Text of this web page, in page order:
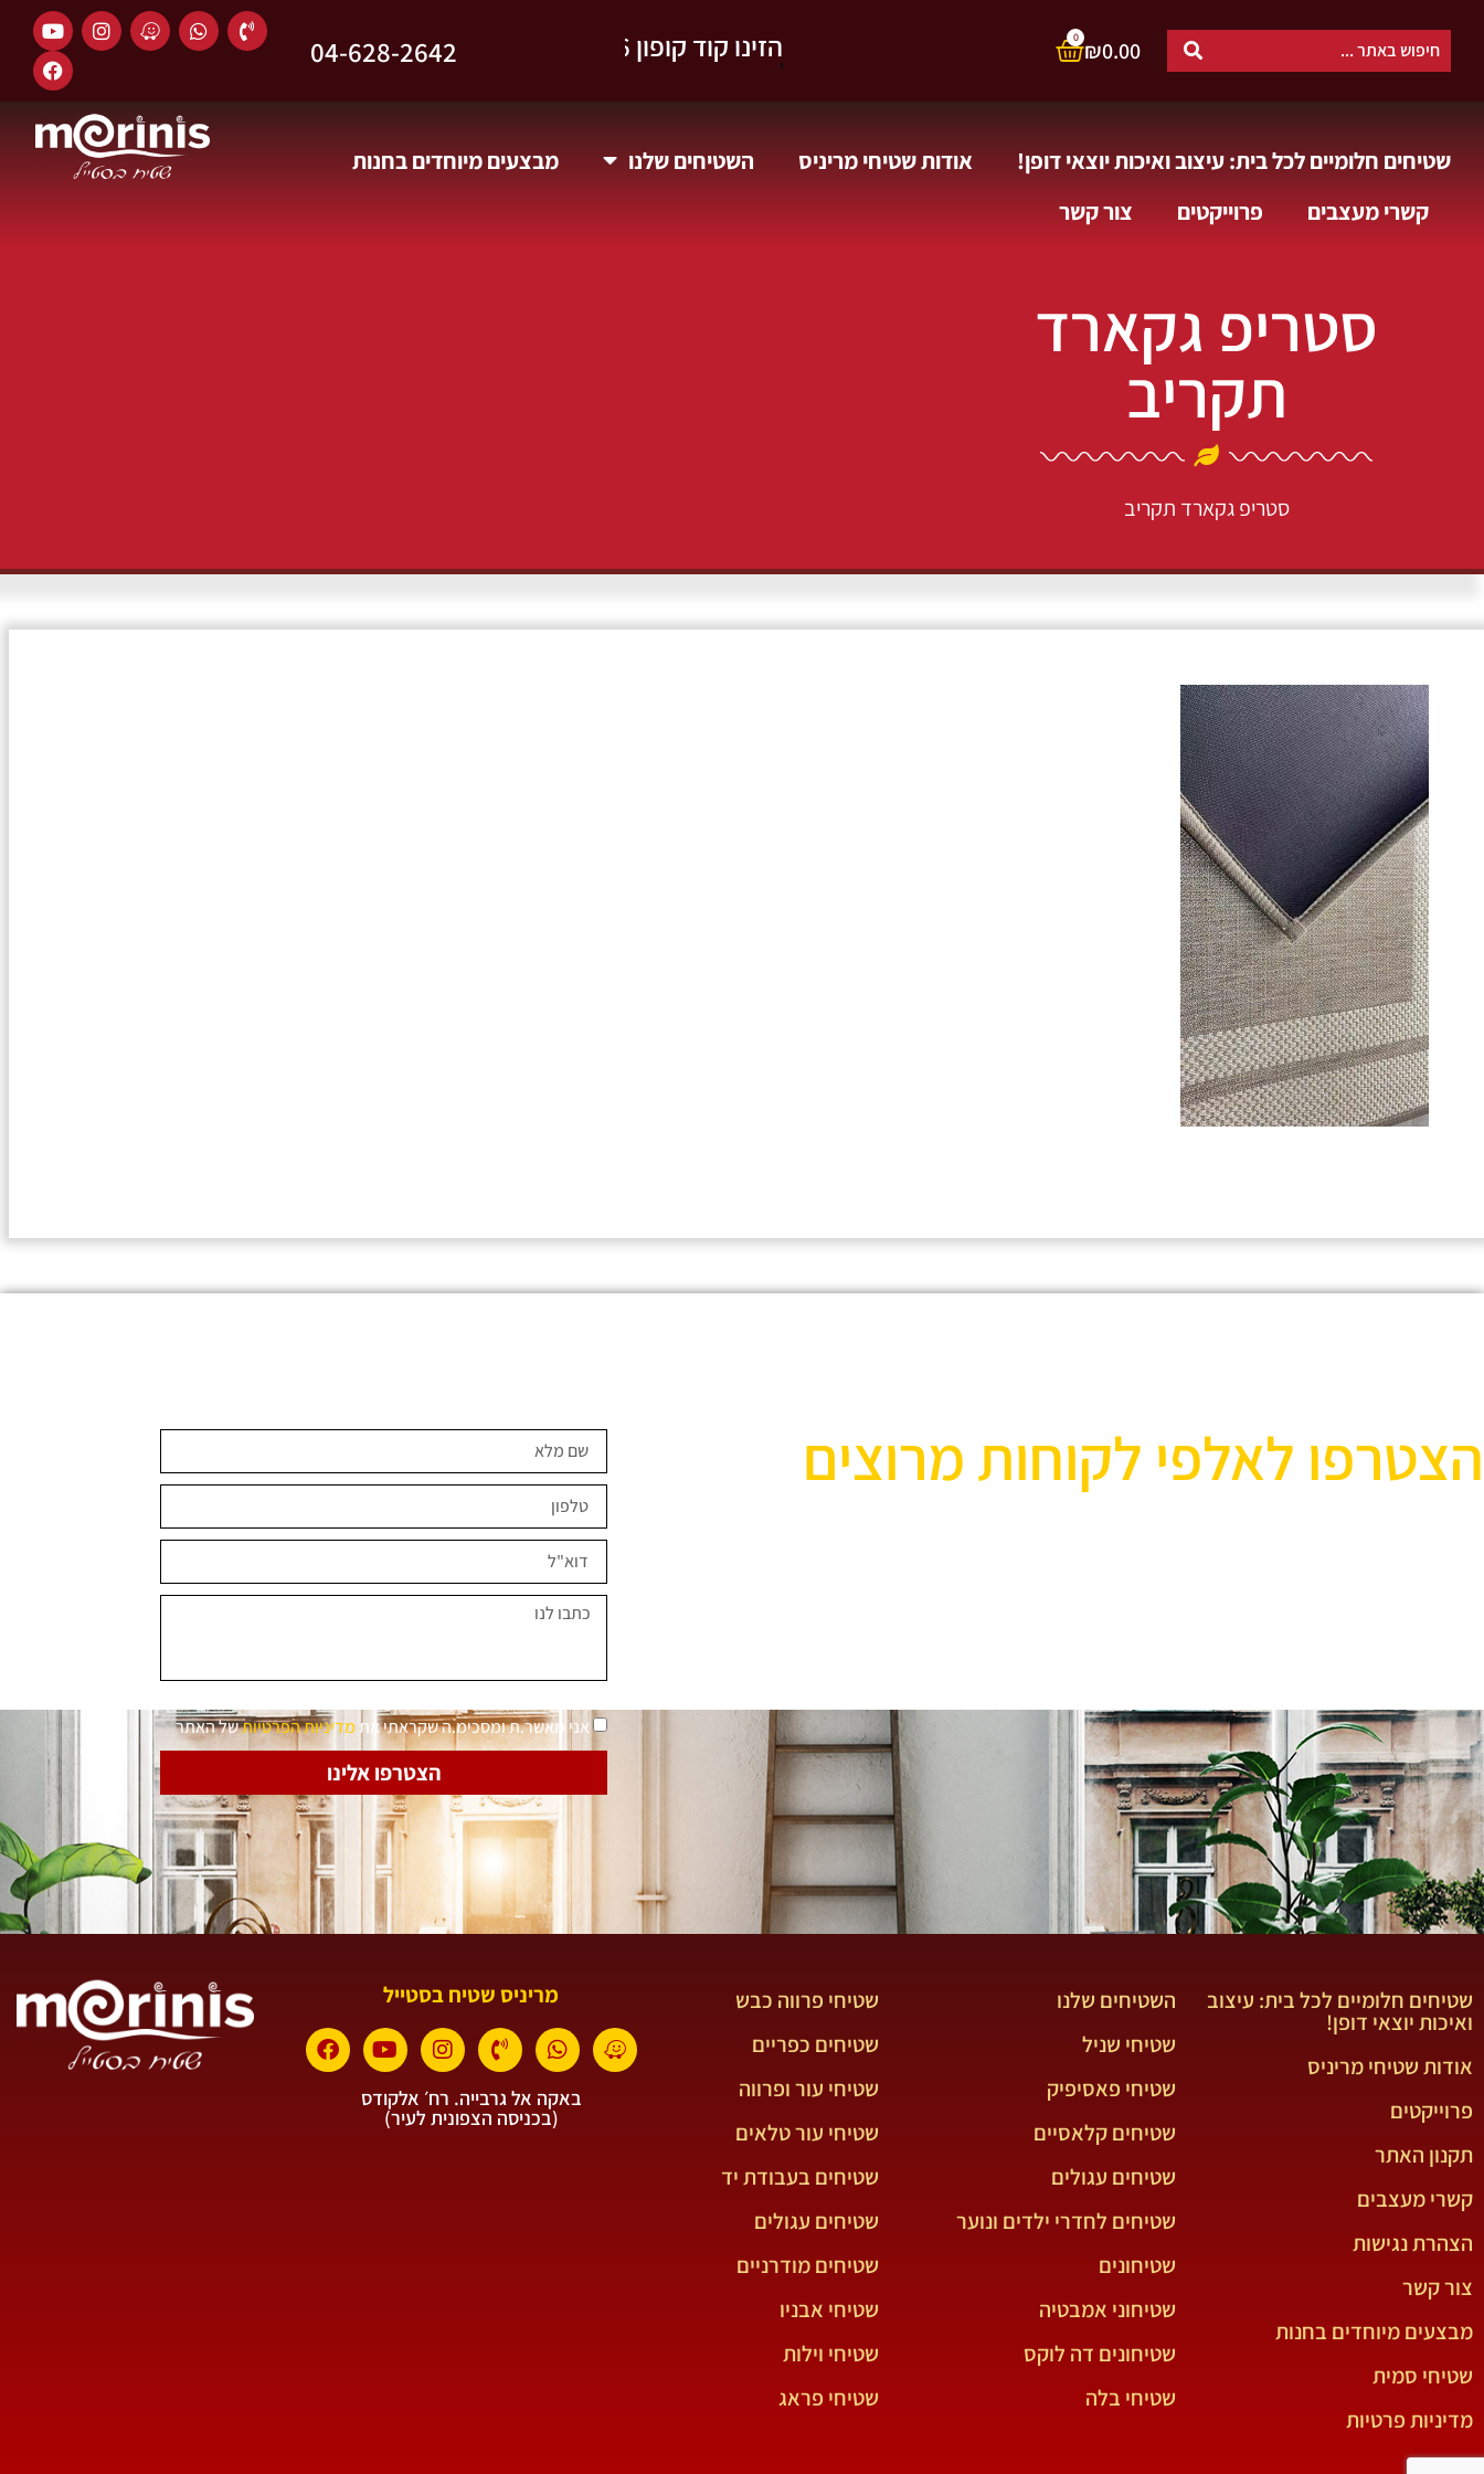
₪0.00
0 וקבלו 10% הנחה. 04-628-2642
שטיחים חלומיים לכל בית: עיצוב ואיכות יוצאי דופן! אודות שטיחי מריניס השטיחים שלנו
מבצעים מיוחדים בחנות
קשרי מעצבים
פרוייקטים צור קשר
סטריפ גקארד
תקריב
סטריפ גקארד תקריב
הצטרפו לאלפי לקוחות מרוצים
אני מאשר.ת ומסכימ.ה שקראתי את מדיניות הפרטיותשל האתר
הצטרפו אלינו
שטיחים חלומיים לכל בית: עיצוב
ואיכות יוצאי דופן!
אודות שטיחי מריניס
פרוייקטים
תקנון האתר
קשרי מעצבים
הצהרת נגישות
צור קשר
מבצעים מיוחדים בחנות
שטיחי סמית
מדיניות פרטיות
השטיחים שלנו
שטיחי שניל
שטיחי פאסיפיק
שטיחים קלאסיים
שטיחים עגולים
שטיחים לחדרי ילדים ונוער
שטיחונים
שטיחוני אמבטיה
שטיחונים דה לוקס
שטיחי בלה
שטיחי פרווה כבש
שטיחים כפריים
שטיחי עור ופרווה
שטיחי עור טלאים
שטיחים בעבודת יד
שטיחים עגולים
שטיחים מודרניים
שטיחי אבניו
שטיחי וילות
שטיחי פראג
מריניס שטיח בסטייל
באקה אל גרבייה. רח׳ אלקודס
(בכניסה הצפונית לעיר)